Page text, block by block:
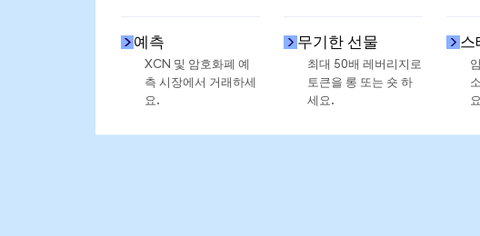
예측
XCN 및 암호화폐 예
측 시장에서 거래하세
요.
무기한 선물
최대 50배 레버리지로
토큰을 롱 또는 숏 하
세요.
스